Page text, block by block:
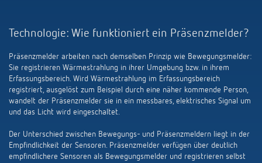
Technologie: Wie funktioniert ein Präsenzmelder?
Präsenzmelder arbeiten nach demselben Prinzip wie Bewegungsmelder:
Sie registrieren Wärmestrahlung in ihrer Umgebung bzw. in ihrem
Erfassungsbereich. Wird Wärmestrahlung im Erfassungsbereich
registriert, ausgelöst zum Beispiel durch eine näher kom­mende Person,
wandelt der Präsenzmelder sie in ein messbares, elektrisches Signal um
und das Licht wird eingeschaltet.
Der Unterschied zwischen Bewegungs- und Präsenzmeldern liegt in der
Empfindlichkeit der Sensoren. Präsenzmelder verfügen über deutlich
empfindlichere Sensoren als Bewegungsmelder und registrieren selbst